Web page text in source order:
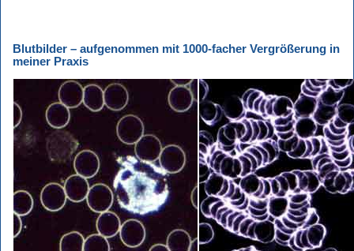
Blutbilder – aufgenommen mit 1000-facher Vergrößerung in
meiner Praxis